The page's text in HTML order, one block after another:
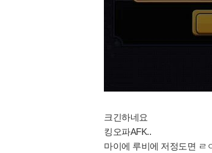
크긴하네요
킹오파AFK..
마이에 루비에 저정도면 ㄹ